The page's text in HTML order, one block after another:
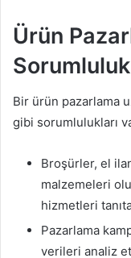
Ürün
Bir ürün pazarlama
gibi sorumlulukları
Broşürler, el
malzemeleri
hizmetleri
Pazarlama
verileri analiz